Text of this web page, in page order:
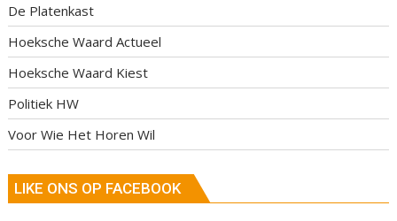
De Platenkast
Hoeksche Waard Actueel
Hoeksche Waard Kiest
Politiek HW
Voor Wie Het Horen Wil
LIKE ONS OP FACEBOOK